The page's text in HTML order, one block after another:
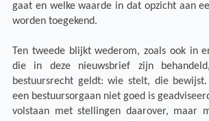
gaat en welke waarde in dat opzicht aan
worden toegekend.
Ten tweede blijkt wederom, zoals ook in
die in deze nieuwsbrief zijn
bestuursrecht geldt: wie stelt, die
een bestuursorgaan niet goed is
volstaan met stellingen daarover, maar